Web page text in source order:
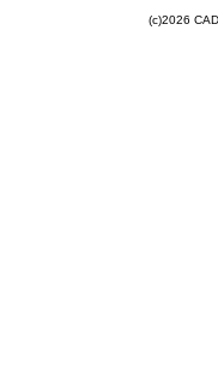
(c)2026